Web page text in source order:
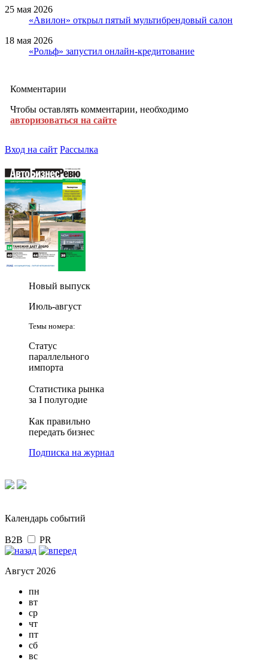
25 мая 2026
«Авилон» открыл пятый мультибрендовый салон
18 мая 2026
«Рольф» запустил онлайн-кредитование
Комментарии
Чтобы оставлять комментарии, необходимо
авторизоваться на сайте
Вход на сайт Рассылка
Новый выпуск
Июль-август
Темы номера:
Статус
параллельного
импорта
Статистика рынка
за I полугодие
Как правильно
передать бизнес
Подписка на журнал
Календарь событий
B2B PR
Август 2026
пн
вт
ср
чт
пт
сб
вс